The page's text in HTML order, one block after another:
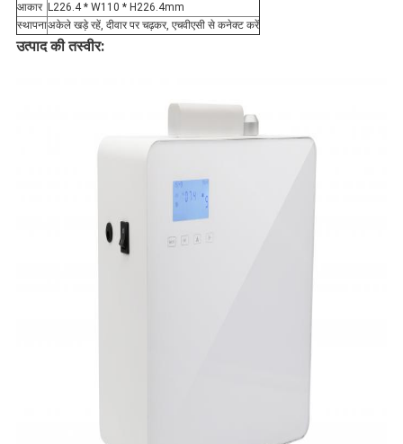
आकार L226.4 * W110 * H226.4mm
स्थापनाअकेले खड़े रहें, दीवार पर चढ़कर, एचवीएसी से कनेक्ट करें
उत्पाद की तस्वीर: